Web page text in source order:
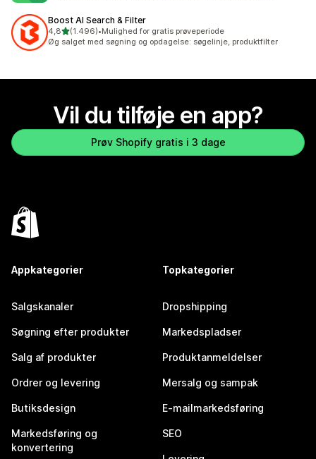
Boost AI Search & Filter
4,8ud af 5 stjerner
(1.496)
1496 anmeldelser i alt
•Mulighed for gratis prøveperiode
Øg salget med søgning og opdagelse: søgelinje, produktfilter
Vil du tilføje en app?
Prøv Shopify gratis i 3 dage
Appkategorier
Salgskanaler
Søgning efter produkter
Salg af produkter
Ordrer og levering
Butiksdesign
Markedsføring og
konvertering
Topkategorier
Dropshipping
Markedspladser
Produktanmeldelser
Mersalg og sampak
E-mailmarkedsføring
SEO